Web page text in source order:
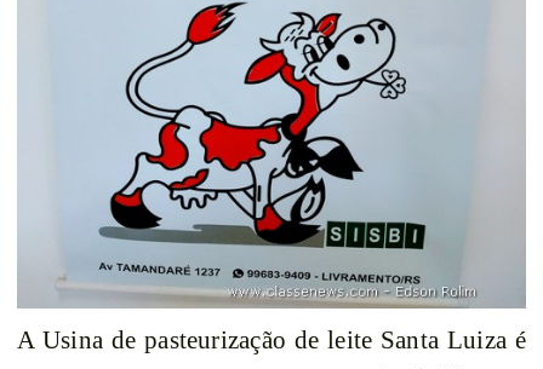
A Usina de pasteurização de leite Santa Luiza é